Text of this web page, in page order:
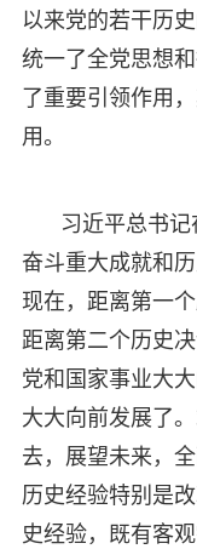
以来党的若干历
统一了全党思想
了重要引领作用
用。
习近平总书
奋斗重大成就和
现在，距离第一
距离第二个历史
党和国家事业大
大大向前发展了
去，展望未来，
历史经验特别是
史经验，既有客